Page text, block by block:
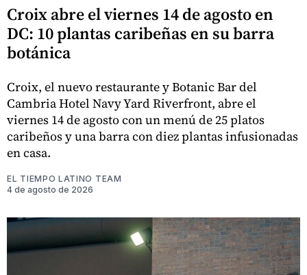
Croix abre el viernes 14 de agosto en
DC: 10 plantas caribeñas en su barra
botánica
Croix, el nuevo restaurante y Botanic Bar del
Cambria Hotel Navy Yard Riverfront, abre el
viernes 14 de agosto con un menú de 25 platos
caribeños y una barra con diez plantas infusionadas
en casa.
EL TIEMPO LATINO TEAM
4 de agosto de 2026